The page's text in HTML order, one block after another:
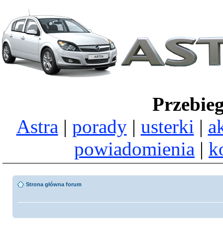
Astra | porady| usterki |
powiadomienia |
Strona główna forum